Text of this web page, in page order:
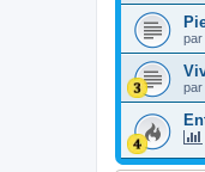
par
par